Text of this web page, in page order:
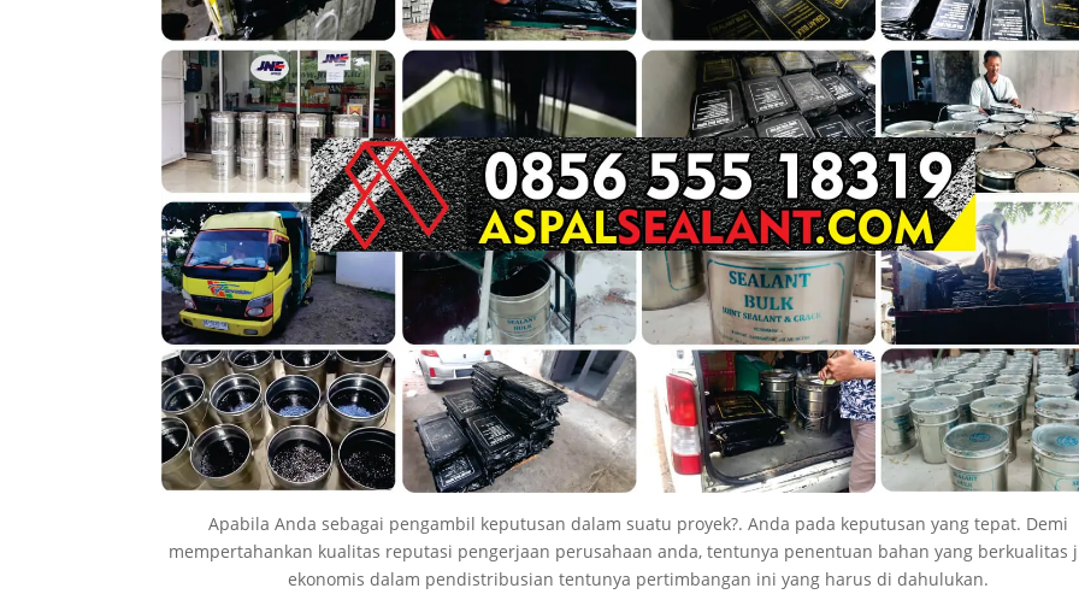
Apabila Anda sebagai pengambil keputusan dalam suatu proyek?. Anda pada keputusan yang tepat. Demi
mempertahankan kualitas reputasi pengerjaan perusahaan anda, tentunya penentuan bahan yang berkualitas
ekonomis dalam pendistribusian tentunya pertimbangan ini yang harus di dahulukan.